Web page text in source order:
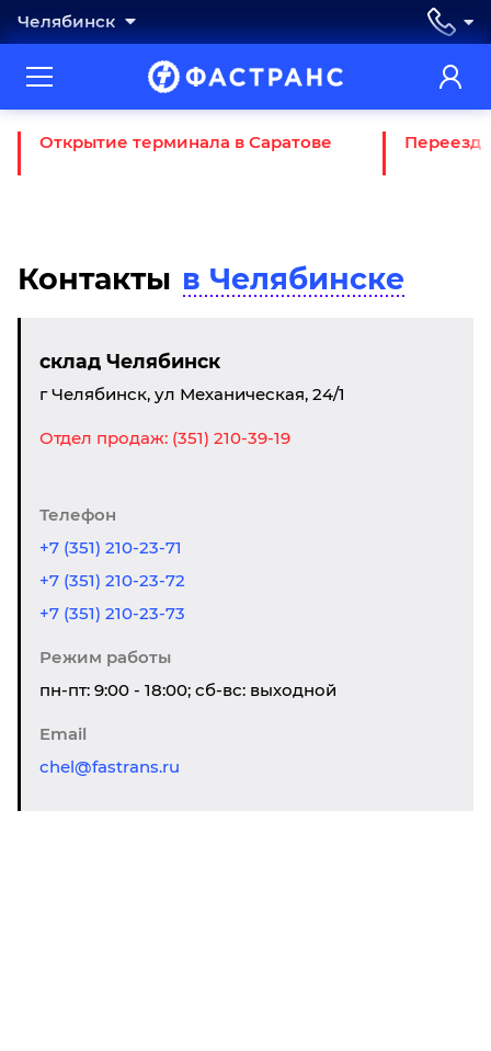
Челябинск
Открытие терминала в Саратове Переезд
Контакты в Челябинске
склад Челябинск
г Челябинск, ул Механическая, 24/1
Отдел продаж: (351) 210-39-19
Телефон
+7 (351) 210-23-71
+7 (351) 210-23-72
+7 (351) 210-23-73
Режим работы
пн-пт: 9:00 - 18:00; сб-вс: выходной
Email
chel@fastrans.ru